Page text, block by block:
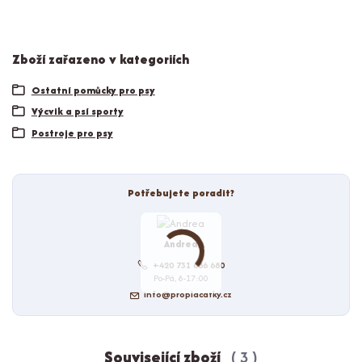
Zboží zařazeno v kategoriích
Ostatní pomůcky pro psy
Výcvik a psí sporty
Postroje pro psy
Potřebujete poradit?
Andrea
+420 731 686 680
Po-Pá, 8-17:00
info@proplacatky.cz
Související zboží 3